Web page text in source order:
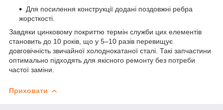
Для посилення конструкції додані поздовжні ребра
жорсткості.
Завдяки цинковому покриттю термін служби цих елементів
становить до 10 років, що у 5–10 разів перевищує
довговічність звичайної холоднокатаної сталі. Такі запчастини
оптимально підходять для якісного ремонту без потреби
частої заміни.
Приховати